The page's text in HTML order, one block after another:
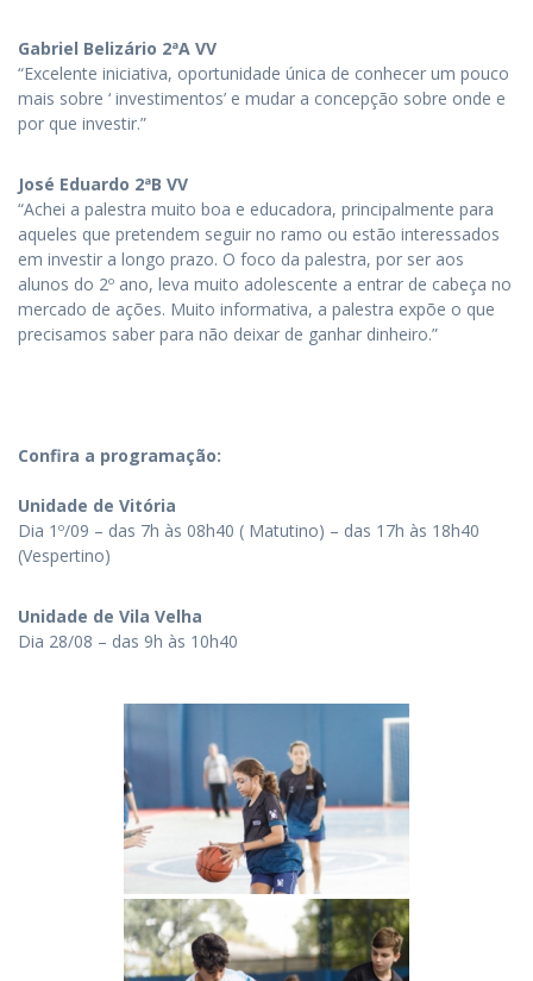
Gabriel Belizário 2ªA VV
“Excelente iniciativa, oportunidade única de conhecer um pouco
mais sobre ‘ investimentos’ e mudar a concepção sobre onde e
por que investir.”
José Eduardo 2ªB VV
“Achei a palestra muito boa e educadora, principalmente para
aqueles que pretendem seguir no ramo ou estão interessados
em investir a longo prazo. O foco da palestra, por ser aos
alunos do 2º ano, leva muito adolescente a entrar de cabeça no
mercado de ações. Muito informativa, a palestra expõe o que
precisamos saber para não deixar de ganhar dinheiro.”
Confira a programação:
Unidade de Vitória
Dia 1º/09 – das 7h às 08h40 ( Matutino) – das 17h às 18h40
(Vespertino)
Unidade de Vila Velha
Dia 28/08 – das 9h às 10h40